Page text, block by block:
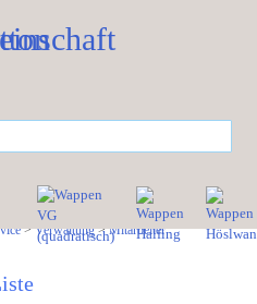
>Verwaltung>Mitarbeiter